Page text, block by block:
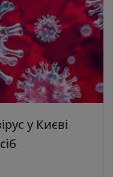
у Києві